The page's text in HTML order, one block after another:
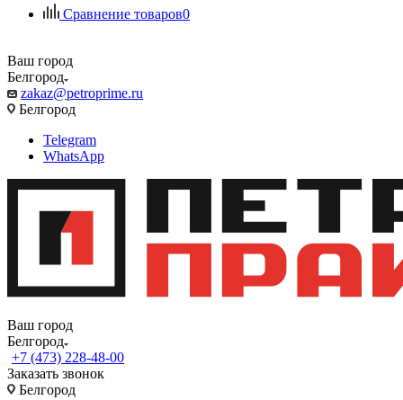
Сравнение товаров0
Ваш город
Белгород
zakaz@petroprime.ru
Белгород
Telegram
WhatsApp
Ваш город
Белгород
+7 (473) 228-48-00
Заказать звонок
Белгород